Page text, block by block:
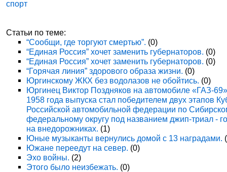
спорт
Статьи по теме:
“Сообщи, где торгуют смертью”. (0)
“Единая Россия” хочет заменить губернаторов. (0)
“Единая Россия” хочет заменить губернаторов. (0)
“Горячая линия” здорового образа жизни. (0)
Юргинскому ЖКХ без водолазов не обойтись. (0)
Юргинец Виктор Поздняков на автомобиле «ГАЗ-
1958 года выпуска стал победителем двух этапов
Российской автомобильной федерации по
федеральному округу под названием джип-триал -
на внедорожниках. (1)
Юные музыканты вернулись домой с 13 наградами.
Южане переедут на север. (0)
Эхо войны. (2)
Этого было неизбежать. (0)